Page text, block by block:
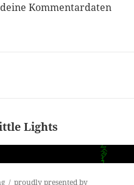
Kommentardaten
Lights
proudly presented by